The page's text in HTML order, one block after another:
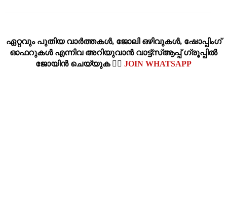
ഏറ്റവും പുതിയ വാര്‍ത്തകള്‍, ജോലി ഒഴിവുകള്‍, ഷോപ്പിംഗ്‌
ഓഫറുകള്‍ എന്നിവ അറിയുവാന്‍ വാട്ട്സ്ആപ്പ് ഗ്രൂപ്പില്‍
ജോയിന്‍ ചെയ്യുക 👉🏽 JOIN WHATSAPP